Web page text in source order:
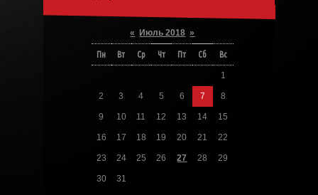
« Июль 2018 »
Пн Вт Ср Чт Пт Сб Вс
1
2 3 4 5 6 7 8
9 10 11 12 13 14 15
16 17 18 19 20 21 22
23 24 25 26 27 28 29
30 31